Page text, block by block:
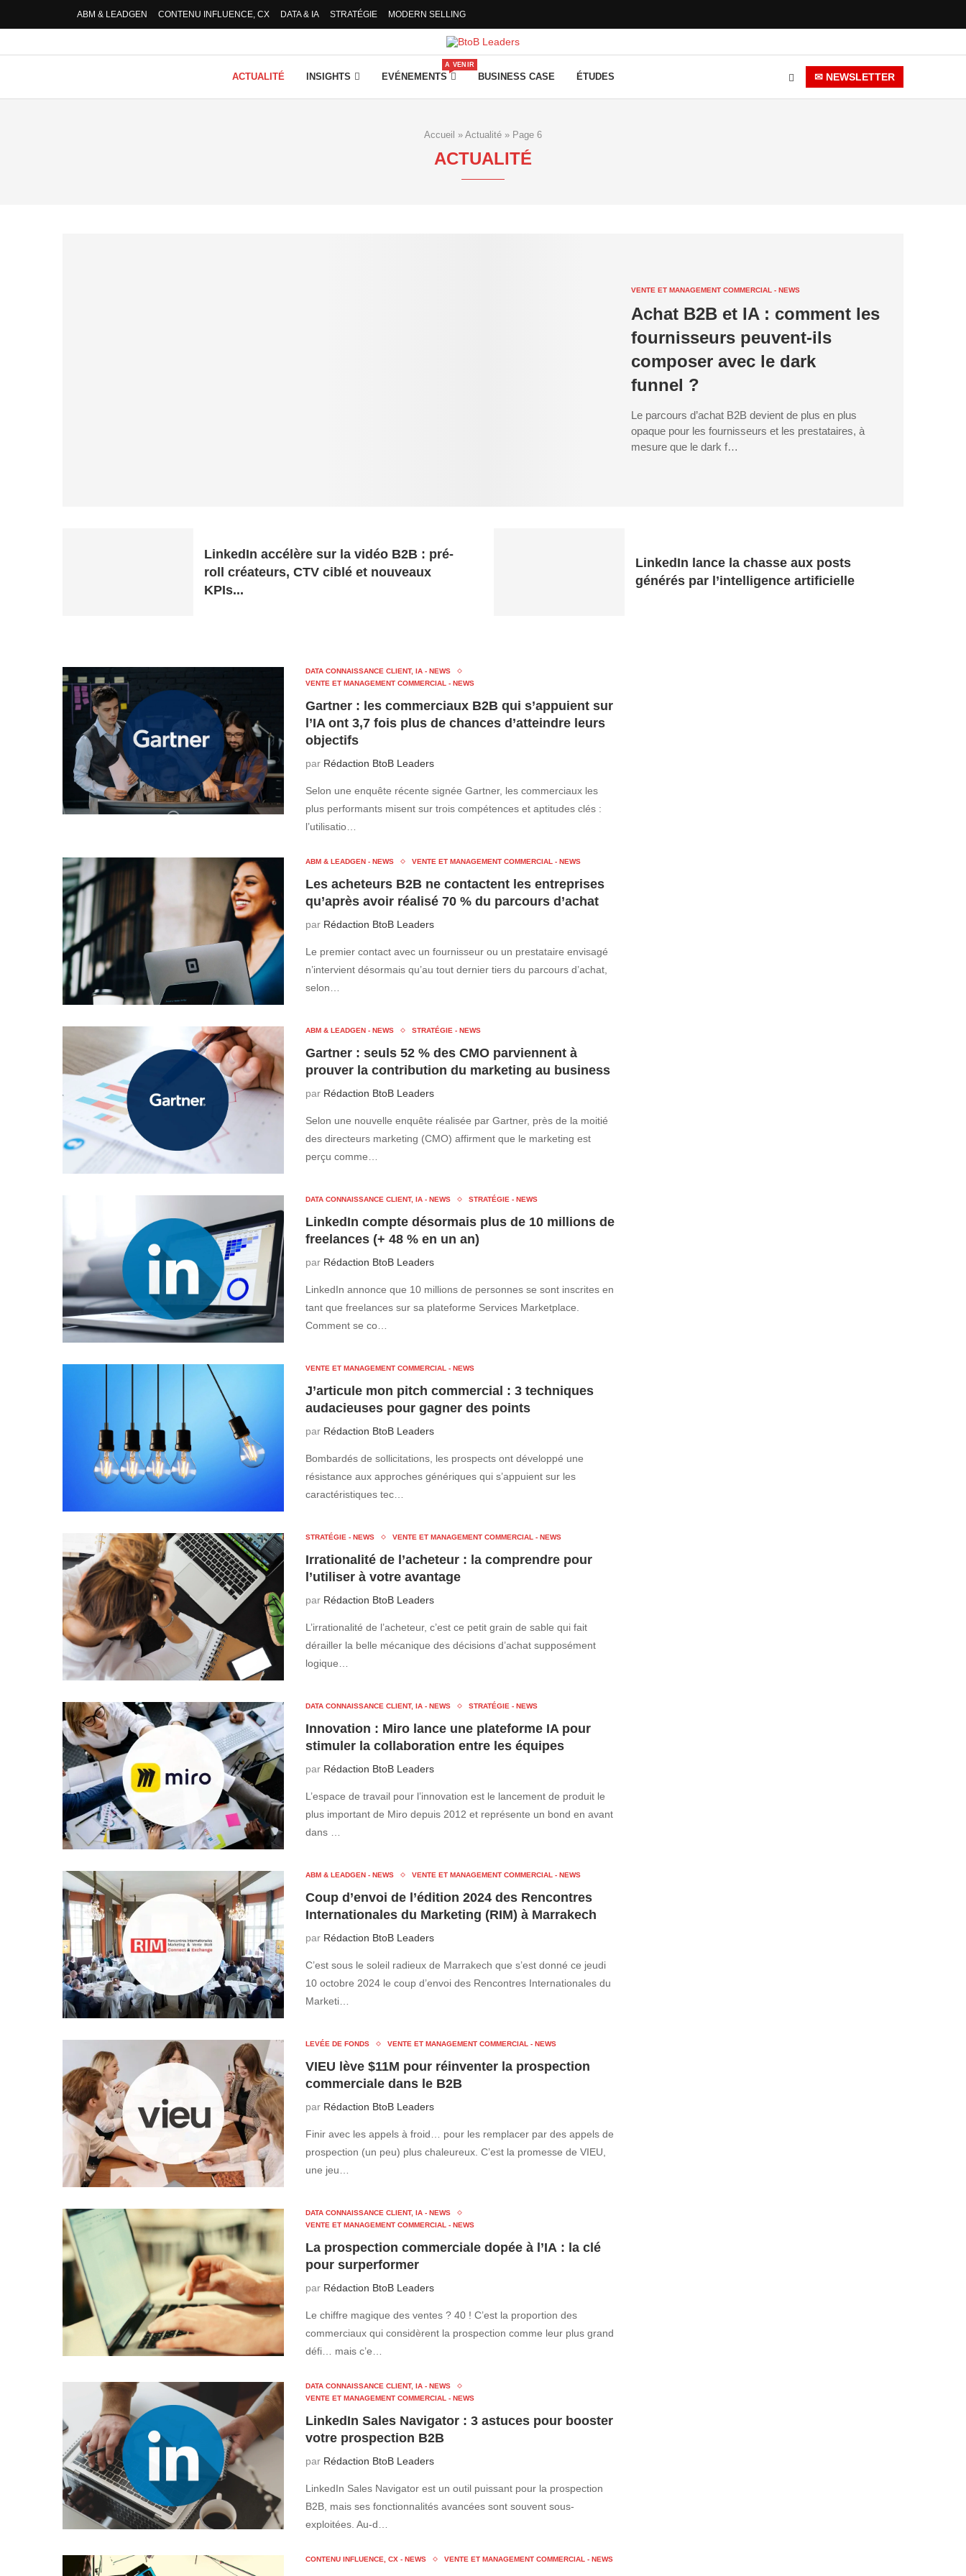
ABM & LEADGEN CONTENU INFLUENCE, CX DATA & IA STRATÉGIE MODERN SELLING
ACTUALITÉ INSIGHTS EVÉNEMENTS
A VENIR
BUSINESS CASE ÉTUDES ✉ NEWSLETTER
Accueil » Actualité » Page 6
ACTUALITÉ
VENTE ET MANAGEMENT COMMERCIAL - NEWS
Achat B2B et IA : comment les
fournisseurs peuvent-ils
composer avec le dark
funnel ?
Le parcours d’achat B2B devient de plus en plus
opaque pour les fournisseurs et les prestataires, à
mesure que le dark f…
LinkedIn accélère sur la vidéo B2B : pré-
roll créateurs, CTV ciblé et nouveaux
KPIs...
LinkedIn lance la chasse aux posts
générés par l’intelligence artificielle
DATA CONNAISSANCE CLIENT, IA - NEWS
VENTE ET MANAGEMENT COMMERCIAL - NEWS
Gartner : les commerciaux B2B qui s’appuient sur
l’IA ont 3,7 fois plus de chances d’atteindre leurs
objectifs
par Rédaction BtoB Leaders
Selon une enquête récente signée Gartner, les commerciaux les
plus performants misent sur trois compétences et aptitudes clés :
l’utilisatio…
ABM & LEADGEN - NEWS VENTE ET MANAGEMENT COMMERCIAL - NEWS
Les acheteurs B2B ne contactent les entreprises
qu’après avoir réalisé 70 % du parcours d’achat
par Rédaction BtoB Leaders
Le premier contact avec un fournisseur ou un prestataire envisagé
n’intervient désormais qu’au tout dernier tiers du parcours d’achat,
selon…
ABM & LEADGEN - NEWS STRATÉGIE - NEWS
Gartner : seuls 52 % des CMO parviennent à
prouver la contribution du marketing au business
par Rédaction BtoB Leaders
Selon une nouvelle enquête réalisée par Gartner, près de la moitié
des directeurs marketing (CMO) affirment que le marketing est
perçu comme…
DATA CONNAISSANCE CLIENT, IA - NEWS STRATÉGIE - NEWS
LinkedIn compte désormais plus de 10 millions de
freelances (+ 48 % en un an)
par Rédaction BtoB Leaders
LinkedIn annonce que 10 millions de personnes se sont inscrites en
tant que freelances sur sa plateforme Services Marketplace.
Comment se co…
VENTE ET MANAGEMENT COMMERCIAL - NEWS
J’articule mon pitch commercial : 3 techniques
audacieuses pour gagner des points
par Rédaction BtoB Leaders
Bombardés de sollicitations, les prospects ont développé une
résistance aux approches génériques qui s’appuient sur les
caractéristiques tec…
STRATÉGIE - NEWS VENTE ET MANAGEMENT COMMERCIAL - NEWS
Irrationalité de l’acheteur : la comprendre pour
l’utiliser à votre avantage
par Rédaction BtoB Leaders
L’irrationalité de l’acheteur, c’est ce petit grain de sable qui fait
dérailler la belle mécanique des décisions d’achat supposément
logique…
DATA CONNAISSANCE CLIENT, IA - NEWS STRATÉGIE - NEWS
Innovation : Miro lance une plateforme IA pour
stimuler la collaboration entre les équipes
par Rédaction BtoB Leaders
L’espace de travail pour l’innovation est le lancement de produit le
plus important de Miro depuis 2012 et représente un bond en avant
dans …
ABM & LEADGEN - NEWS VENTE ET MANAGEMENT COMMERCIAL - NEWS
Coup d’envoi de l’édition 2024 des Rencontres
Internationales du Marketing (RIM) à Marrakech
par Rédaction BtoB Leaders
C’est sous le soleil radieux de Marrakech que s’est donné ce jeudi
10 octobre 2024 le coup d’envoi des Rencontres Internationales du
Marketi…
LEVÉE DE FONDS VENTE ET MANAGEMENT COMMERCIAL - NEWS
VIEU lève $11M pour réinventer la prospection
commerciale dans le B2B
par Rédaction BtoB Leaders
Finir avec les appels à froid… pour les remplacer par des appels de
prospection (un peu) plus chaleureux. C’est la promesse de VIEU,
une jeu…
DATA CONNAISSANCE CLIENT, IA - NEWS
VENTE ET MANAGEMENT COMMERCIAL - NEWS
La prospection commerciale dopée à l’IA : la clé
pour surperformer
par Rédaction BtoB Leaders
Le chiffre magique des ventes ? 40 ! C’est la proportion des
commerciaux qui considèrent la prospection comme leur plus grand
défi… mais c’e…
DATA CONNAISSANCE CLIENT, IA - NEWS
VENTE ET MANAGEMENT COMMERCIAL - NEWS
LinkedIn Sales Navigator : 3 astuces pour booster
votre prospection B2B
par Rédaction BtoB Leaders
LinkedIn Sales Navigator est un outil puissant pour la prospection
B2B, mais ses fonctionnalités avancées sont souvent sous-
exploitées. Au-d…
CONTENU INFLUENCE, CX - NEWS VENTE ET MANAGEMENT COMMERCIAL - NEWS